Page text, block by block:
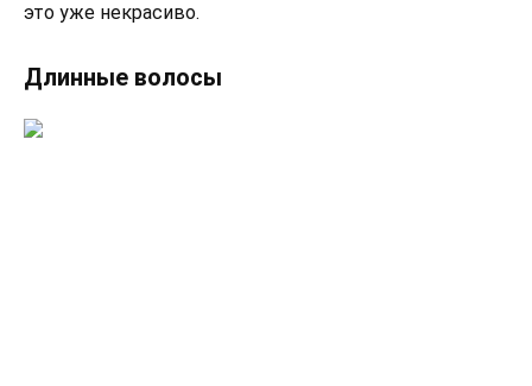
это уже некрасиво.
Длинные волосы